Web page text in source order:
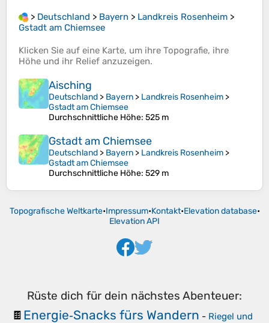
> Deutschland > Bayern > Landkreis Rosenheim >
Gstadt am Chiemsee
Klicken Sie auf eine Karte, um ihre Topografie, ihre
Höhe und ihr Relief anzuzeigen.
Aisching
Deutschland > Bayern > Landkreis Rosenheim >
Gstadt am Chiemsee
Durchschnittliche Höhe: 525 m
Gstadt am Chiemsee
Deutschland > Bayern > Landkreis Rosenheim >
Gstadt am Chiemsee
Durchschnittliche Höhe: 529 m
Topografische Weltkarte•Impressum•Kontakt•Elevation database•
Elevation API
Rüste dich für dein nächstes Abenteuer:
🍫 Energie‑Snacks fürs Wandern - Riegel und